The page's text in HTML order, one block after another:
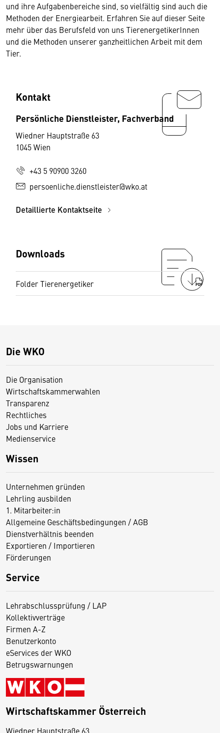
und ihre Aufgabenbereiche sind, so vielfältig sind auch die
Methoden der Energiearbeit. Erfahren Sie auf dieser Seite
mehr über das Berufsfeld von uns TierenergetikerInnen
und die Methoden unserer ganzheitlichen Arbeit mit dem
Tier.
Kontakt
Persönliche Dienstleister, Fachverband
Wiedner Hauptstraße 63
1045 Wien
+43 5 90900 3260
persoenliche.dienstleister@wko.at
Detaillierte Kontaktseite
Downloads
Folder Tierenergetiker PDF
Die WKO
Die Organisation
Wirtschaftskammerwahlen
Transparenz
Rechtliches
Jobs und Karriere
Medienservice
Wissen
Unternehmen gründen
Lehrling ausbilden
1. Mitarbeiter:in
Allgemeine Geschäftsbedingungen / AGB
Dienstverhältnis beenden
Exportieren / Importieren
Förderungen
Service
Lehrabschlussprüfung / LAP
Kollektivverträge
Firmen A-Z
Benutzerkonto
eServices der WKO
Betrugswarnungen
Wirtschaftskammer Österreich
Wiedner Hauptstraße 63